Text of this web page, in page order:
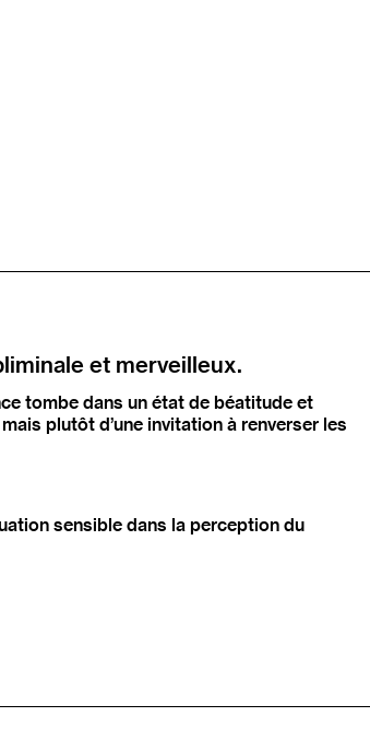
et merveilleux.
tombe dans un état de béatitude et
plutôt d’une invitation à renverser les
sensible dans la perception du